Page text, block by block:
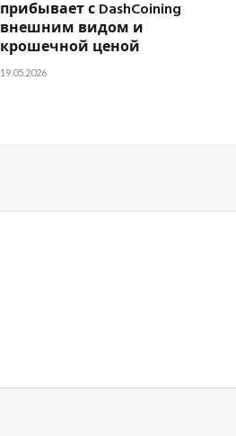
прибывает с DashCoining
внешним видом и
крошечной ценой
19.05.2026